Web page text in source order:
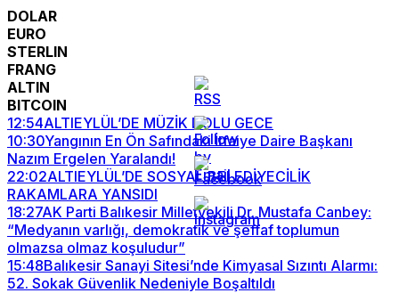
DOLAR
EURO
STERLIN
FRANG
ALTIN
BITCOIN
12:54ALTIEYLÜL’DE MÜZİK DOLU GECE
10:30Yangının En Ön Safındaki İtfaiye Daire Başkanı
Nazım Ergelen Yaralandı!
22:02ALTIEYLÜL’DE SOSYAL BELEDİYECİLİK
RAKAMLARA YANSIDI
18:27AK Parti Balıkesir Milletvekili Dr. Mustafa Canbey:
“Medyanın varlığı, demokratik ve şeffaf toplumun
olmazsa olmaz koşuludur”
15:48Balıkesir Sanayi Sitesi’nde Kimyasal Sızıntı Alarmı:
52. Sokak Güvenlik Nedeniyle Boşaltıldı